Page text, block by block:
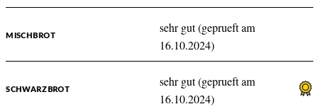
MISCHBROT
sehr gut (geprueft am
16.10.2024)
SCHWARZBROT
sehr gut (geprueft am
16.10.2024)